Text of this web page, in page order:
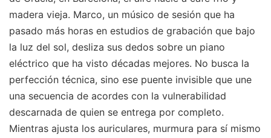
madera vieja. Marco, un músico de sesión que ha
pasado más horas en estudios de grabación que bajo
la luz del sol, desliza sus dedos sobre un piano
eléctrico que ha visto décadas mejores. No busca la
perfección técnica, sino ese puente invisible que une
una secuencia de acordes con la vulnerabilidad
descarnada de quien se entrega por completo.
Mientras ajusta los auriculares, murmura para sí mismo